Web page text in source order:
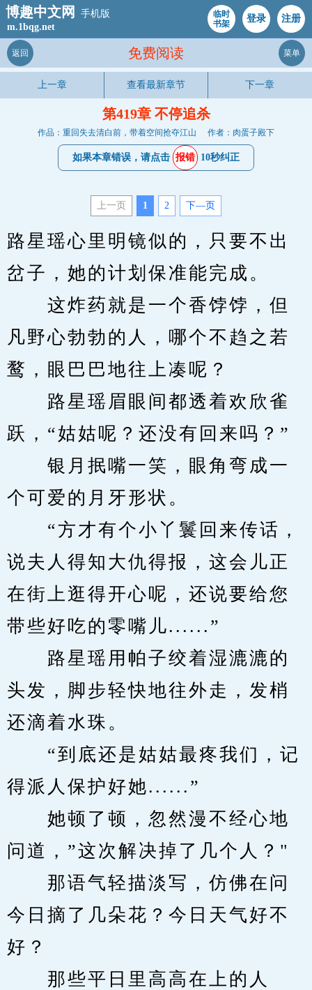
博趣中文网
手机版
m.1bqg.net
临时
书架
登录 注册
免费阅读
返回 菜单
上一章 查看最新章节 下一章
第419章 不停追杀
作品：重回失去清白前，带着空间抢夺江山 作者：肉蛋子殿下
如果本章错误，请点击 报错 10秒纠正
上一页 1 2 下—页
路星瑶心里明镜似的，只要不出
岔子，她的计划保准能完成。
这炸药就是一个香饽饽，但
凡野心勃勃的人，哪个不趋之若
鹜，眼巴巴地往上凑呢？
路星瑶眉眼间都透着欢欣雀
跃，“姑姑呢？还没有回来吗？”
银月抿嘴一笑，眼角弯成一
个可爱的月牙形状。
“方才有个小丫鬟回来传话，
说夫人得知大仇得报，这会儿正
在街上逛得开心呢，还说要给您
带些好吃的零嘴儿......”
路星瑶用帕子绞着湿漉漉的
头发，脚步轻快地往外走，发梢
还滴着水珠。
“到底还是姑姑最疼我们，记
得派人保护好她......”
她顿了顿，忽然漫不经心地
问道，”这次解决掉了几个人？"
那语气轻描淡写，仿佛在问
今日摘了几朵花？今日天气好不
好？
那些平日里高高在上的人